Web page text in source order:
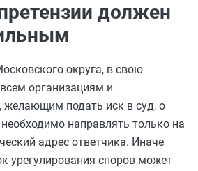
должен
округа, в свою
организациям и
желающим подать иск в суд, о
направлять только на
адрес ответчика. Иначе
урегулирования споров может